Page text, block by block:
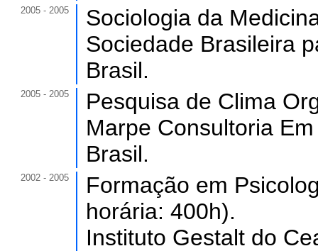
2005 - 2005
Sociologia da
Sociedade Brasileira
Brasil.
2005 - 2005
Pesquisa de Clima
Marpe Consultoria
Brasil.
2002 - 2005
Formação em
horária: 400h).
Instituto Gestalt do